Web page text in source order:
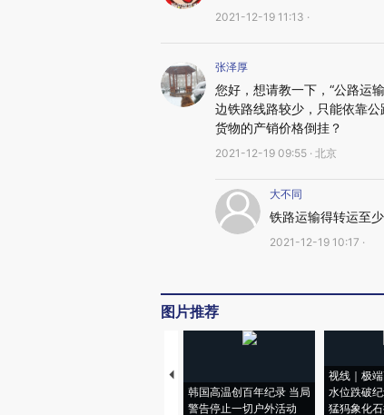
2021-12-19 11:13 ·
张泽厚
您好，想请教一下，“公路运
边铁路线路较少，只能依靠
货物的产销价格倒挂？
2021-12-19 09:55 · 北京
大不同
铁路运输得转运至
2021-12-19 10:17 ·
图片推荐
韩国高温创百年纪录 当局
警告停止一切户外活动
视线｜极
水位跌破
猛犸象化